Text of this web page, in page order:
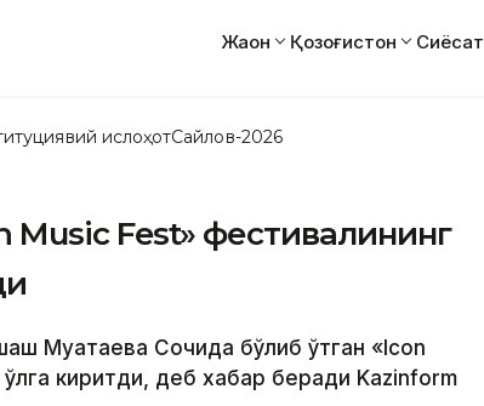
Жаҳон Қозоғистон Сиёсат
ислоҳотСайлов-2026
Music Fest» фестивалининг
Муқатаева Сочида бўлиб ўтган «Icon
киритди, деб хабар беради Kazinform